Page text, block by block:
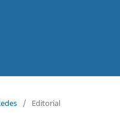
/ Editorial